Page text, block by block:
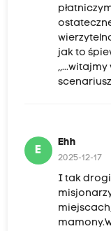
jak to
E
Ehh
2025-12-17
I tak drogi
miejscach,